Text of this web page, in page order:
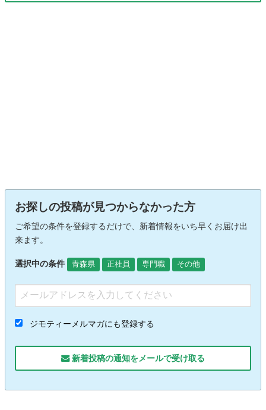
お探しの投稿が見つからなかった方
ご希望の条件を登録するだけで、新着情報をいち早くお届け出
来ます。
選択中の条件 青森県 正社員 専門職 その他
ジモティーメルマガにも登録する
新着投稿の通知をメールで受け取る